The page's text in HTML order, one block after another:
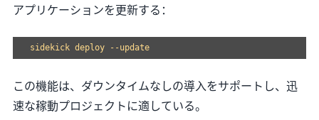
アプリケーションを更新する：
この機能は、ダウンタイムなしの導入をサポートし、迅
速な稼動プロジェクトに適している。